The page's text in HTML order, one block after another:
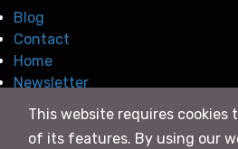
Blog
Contact
Home
Newsletter
This website requires cookies
of its features. By using our